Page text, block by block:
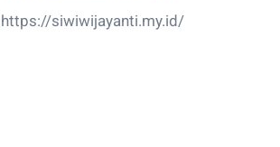
https://siwiwijayanti.my.id/